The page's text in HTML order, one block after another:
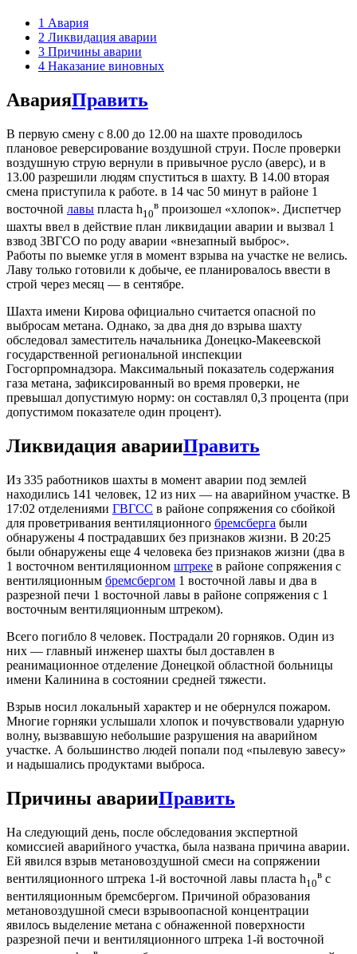
1 Авария
2 Ликвидация аварии
3 Причины аварии
4 Наказание виновных
АварияПравить
В первую смену с 8.00 до 12.00 на шахте проводилось
плановое реверсирование воздушной струи. После проверки
воздушную струю вернули в привычное русло (аверс), и в
13.00 разрешили людям спуститься в шахту. В 14.00 вторая
смена приступила к работе. в 14 час 50 минут в районе 1
восточной лавы пласта h10
в произошел «хлопок». Диспетчер
шахты ввел в действие план ликвидации аварии и вызвал 1
взвод 3ВГСО по роду аварии «внезапный выброс».
Работы по выемке угля в момент взрыва на участке не велись.
Лаву только готовили к добыче, ее планировалось ввести в
строй через месяц — в сентябре.
Шахта имени Кирова официально считается опасной по
выбросам метана. Однако, за два дня до взрыва шахту
обследовал заместитель начальника Донецко-Макеевской
государственной региональной инспекции
Госгорпромнадзора. Максимальный показатель содержания
газа метана, зафиксированный во время проверки, не
превышал допустимую норму: он составлял 0,3 процента (при
допустимом показателе один процент).
Ликвидация аварииПравить
Из 335 работников шахты в момент аварии под землей
находились 141 человек, 12 из них — на аварийном участке. В
17:02 отделениями ГВГСС в районе сопряжения со сбойкой
для проветривания вентиляционного бремсберга были
обнаружены 4 пострадавших без признаков жизни. В 20:25
были обнаружены еще 4 человека без признаков жизни (два в
1 восточном вентиляционном штреке в районе сопряжения с
вентиляционным бремсбергом 1 восточной лавы и два в
разрезной печи 1 восточной лавы в районе сопряжения с 1
восточным вентиляционным штреком).
Всего погибло 8 человек. Пострадали 20 горняков. Один из
них — главный инженер шахты был доставлен в
реанимационное отделение Донецкой областной больницы
имени Калинина в состоянии средней тяжести.
Взрыв носил локальный характер и не обернулся пожаром.
Многие горняки услышали хлопок и почувствовали ударную
волну, вызвавшую небольшие разрушения на аварийном
участке. А большинство людей попали под «пылевую завесу»
и надышались продуктами выброса.
Причины аварииПравить
На следующий день, после обследования экспертной
комиссией аварийного участка, была названа причина аварии.
Ей явился взрыв метановоздушной смеси на сопряжении
вентиляционного штрека 1-й восточной лавы пласта h10
в с
вентиляционным бремсбергом. Причиной образования
метановоздушной смеси взрывоопасной кон­центрации
явилось выделение метана с обнаженной поверхности
разрезной печи и вентиляционного штрека 1-й восточной